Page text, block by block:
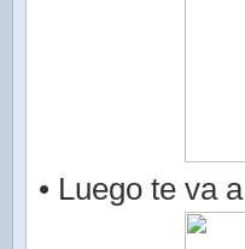
• Luego te va